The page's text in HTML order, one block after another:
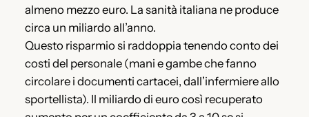
almeno mezzo euro. La sanità italiana ne produce
circa un miliardo all’anno.
Questo risparmio si raddoppia tenendo conto dei
costi del personale (mani e gambe che fanno
circolare i documenti cartacei, dall’infermiere allo
sportellista). Il miliardo di euro così recuperato